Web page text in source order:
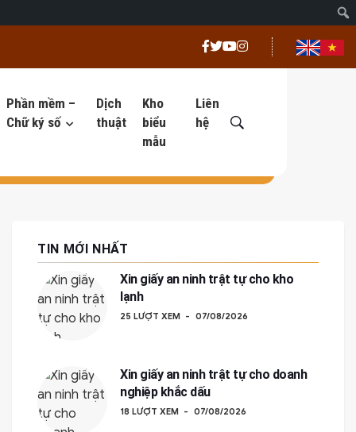
Phần mềm –
Chữ ký số
Dịch
thuật
Kho
biểu
mẫu
Liên
hệ
TIN MỚI NHẤT
Xin giấy an ninh trật tự cho kho
lạnh
25 LƯỢT XEM 07/08/2026
Xin giấy an ninh trật tự cho doanh
nghiệp khắc dấu
18 LƯỢT XEM 07/08/2026